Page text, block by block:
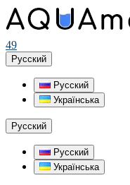
49
Русский
Русский
Українська
Русский
Русский
Українська